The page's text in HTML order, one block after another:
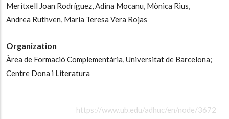
Meritxell Joan Rodríguez, Adina Mocanu, Mònica Rius,
Andrea Ruthven, María Teresa Vera Rojas
Organization
Àrea de Formació Complementària, Universitat de Barcelona;
Centre Dona i Literatura
https://www.ub.edu/adhuc/en/node/3672